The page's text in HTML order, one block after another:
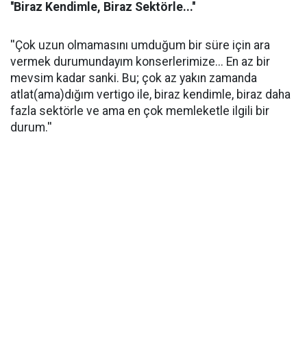
''Biraz Kendimle, Biraz Sektörle...''
''Çok uzun olmamasını umduğum bir süre için ara
vermek durumundayım konserlerimize... En az bir
mevsim kadar sanki. Bu; çok az yakın zamanda
atlat(ama)dığım vertigo ile, biraz kendimle, biraz daha
fazla sektörle ve ama en çok memleketle ilgili bir
durum.''